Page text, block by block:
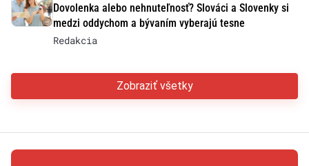
Dovolenka alebo nehnuteľnosť? Slováci a Slovenky si
medzi oddychom a bývaním vyberajú tesne
Redakcia
Zobraziť všetky